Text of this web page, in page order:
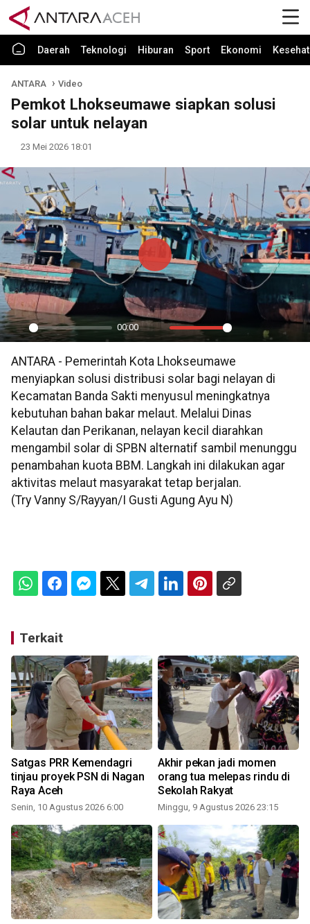
Daerah Teknologi Hiburan Sport Ekonomi
ANTARA Video
Pemkot Lhokseumawe siapkan solusi
solar untuk nelayan
23 Mei 2026 18:01
Play
00:00
Mute Settings
PIP
Play
ANTARA - Pemerintah Kota Lhokseumawe
menyiapkan solusi distribusi solar bagi nelayan di
Kecamatan Banda Sakti menyusul meningkatnya
kebutuhan bahan bakar melaut. Melalui Dinas
Kelautan dan Perikanan, nelayan kecil diarahkan
mengambil solar di SPBN alternatif sambil menunggu
penambahan kuota BBM. Langkah ini dilakukan agar
aktivitas melaut masyarakat tetap berjalan.
(Try Vanny S/Rayyan/I Gusti Agung Ayu N)
Terkait
Satgas PRR Kemendagri
tinjau proyek PSN di Nagan
Raya Aceh
Senin, 10 Agustus 2026 6:00
Akhir pekan jadi momen
orang tua melepas rindu di
Sekolah Rakyat
Minggu, 9 Agustus 2026 23:15